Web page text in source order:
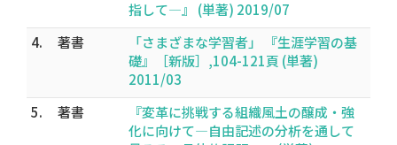
指して―』 (単著) 2019/07
4.
著書
「さまざまな学習者」 『生涯学習の基
礎』［新版］,104-121頁 (単著)
2011/03
5.
著書
『変革に挑戦する組織風土の醸成・強
化に向けて―自由記述の分析を通して